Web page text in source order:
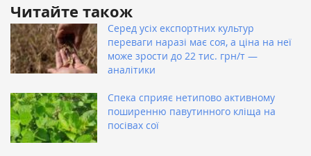
Читайте також
Серед усіх експортних культур
переваги наразі має соя, а ціна на неї
може зрости до 22 тис. грн/т —
аналітики
Спека сприяє нетипово активному
поширенню павутинного кліща на
посівах сої